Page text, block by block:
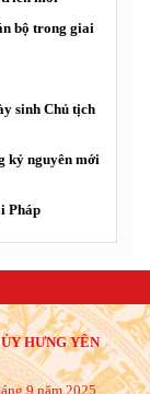
bộ trong giai
sinh Chủ tịch
kỷ nguyên mới
Pháp
HƯNG YÊN
9 năm 2025